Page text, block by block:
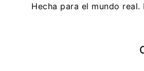
Hecha para el mundo